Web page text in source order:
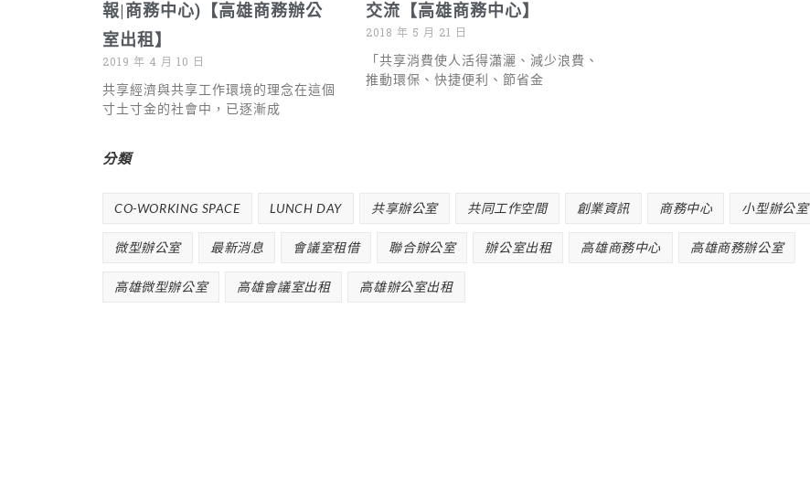
報|商務中心)【高雄商務辦公
室出租】
2019 年 4 月 10 日
共享經濟與共享工作環境的理念在這個
寸土寸金的社會中，已逐漸成
交流【高雄商務中心】
2018 年 5 月 21 日
「共享消費使人活得瀟灑、減少浪費、
推動環保、快捷便利、節省金
分類
CO-WORKING SPACE LUNCH DAY 共享辦公室 共同工作空間 創業資訊 商務中心 小型辦公室
微型辦公室 最新消息 會議室租借 聯合辦公室 辦公室出租 高雄商務中心 高雄商務辦公室
高雄微型辦公室 高雄會議室出租 高雄辦公室出租